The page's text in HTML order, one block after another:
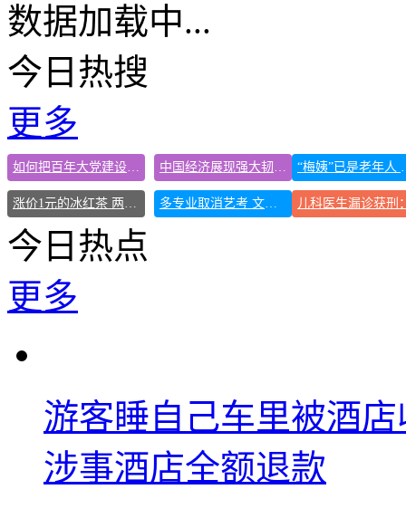
数据加载中...
今日热搜
更多
如何把百年大党建设得更加坚强有力 中国经济展现强大韧性和活力 “梅姨”
涨价1元的冰红茶 两年少赚了15亿 多专业取消艺考 文化工作者要有文化
今日热点
更多
游客睡自己车里被酒
涉事酒店全额退款